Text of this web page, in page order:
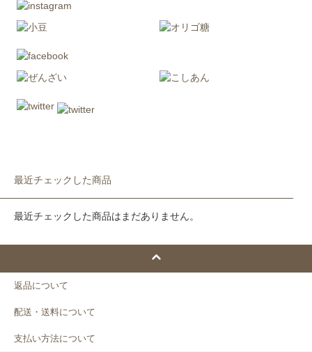
最近チェックした商品
最近チェックした商品はまだありません。
返品について
配送・送料について
支払い方法について